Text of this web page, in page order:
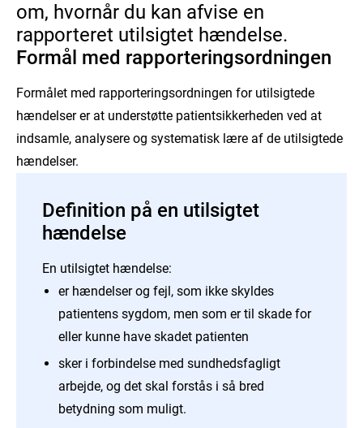
om, hvornår du kan afvise en
rapporteret utilsigtet hændelse.
Formål med rapporteringsordningen
Formålet med rapporteringsordningen for utilsigtede
hændelser er at understøtte patientsikkerheden ved at
indsamle, analysere og systematisk lære af de utilsigtede
hændelser.
Definition på en utilsigtet
hændelse
En utilsigtet hændelse:
er hændelser og fejl, som ikke skyldes
patientens sygdom, men som er til skade for
eller kunne have skadet patienten
sker i forbindelse med sundhedsfagligt
arbejde, og det skal forstås i så bred
betydning som muligt.